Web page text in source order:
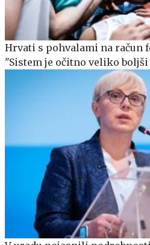
Hrvati s pohvalami na račun
"Sistem je očitno veliko